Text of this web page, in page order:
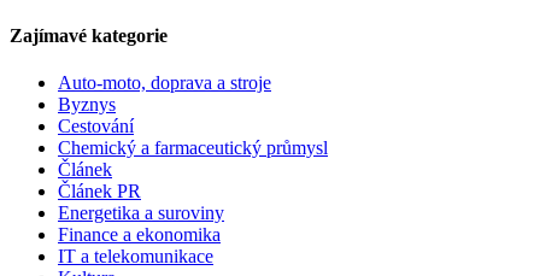
Zajímavé kategorie
Auto-moto, doprava a stroje
Byznys
Cestování
Chemický a farmaceutický průmysl
Článek
Článek PR
Energetika a suroviny
Finance a ekonomika
IT a telekomunikace